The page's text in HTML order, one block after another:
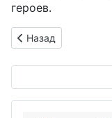
героев.
Предыдущий:
Назад